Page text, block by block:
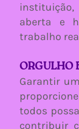
aberta e
trabalho
ORGULHO
Garantir
todos
contribuir